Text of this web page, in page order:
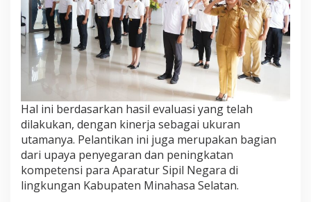
Hal ini berdasarkan hasil evaluasi yang telah
dilakukan, dengan kinerja sebagai ukuran
utamanya. Pelantikan ini juga merupakan bagian
dari upaya penyegaran dan peningkatan
kompetensi para Aparatur Sipil Negara di
lingkungan Kabupaten Minahasa Selatan.